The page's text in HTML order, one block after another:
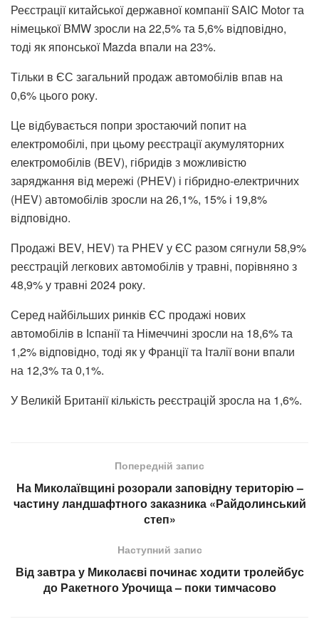
Реєстрації китайської державної компанії SAIC Motor та
німецької BMW зросли на 22,5% та 5,6% відповідно,
тоді як японської Mazda впали на 23%.
Тільки в ЄС загальний продаж автомобілів впав на
0,6% цього року.
Це відбувається попри зростаючий попит на
електромобілі, при цьому реєстрації акумуляторних
електромобілів (BEV), гібридів з можливістю
заряджання від мережі (PHEV) і гібридно-електричних
(HEV) автомобілів зросли на 26,1%, 15% і 19,8%
відповідно.
Продажі BEV, HEV) та PHEV у ЄС разом сягнули 58,9%
реєстрацій легкових автомобілів у травні, порівняно з
48,9% у травні 2024 року.
Серед найбільших ринків ЄС продажі нових
автомобілів в Іспанії та Німеччині зросли на 18,6% та
1,2% відповідно, тоді як у Франції та Італії вони впали
на 12,3% та 0,1%.
У Великій Британії кількість реєстрацій зросла на 1,6%.
Попередній запис
На Миколаївщині розорали заповідну територію –
частину ландшафтного заказника «Райдолинський
степ»
Наступний запис
Від завтра у Миколаєві починає ходити тролейбус
до Ракетного Урочища – поки тимчасово